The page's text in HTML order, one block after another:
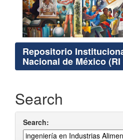
Repositorio
Nacional de México (RI
Search
Search: